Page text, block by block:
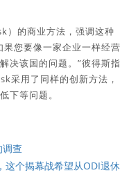
）的商业方法，强调这种
您要像一家企业一样经营
决该国的问题。”彼得斯指
采用了同样的创新方法，
下等问题。
调查
这个揭幕战希望从ODI退休